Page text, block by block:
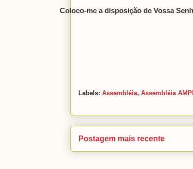
Coloco-me a disposição de Vossa
Labels: Assembléia, Assembléia
Postagem mais recente